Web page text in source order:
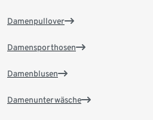
Damenpullover
Damensporthosen
Damenblusen
Damenunterwäsche